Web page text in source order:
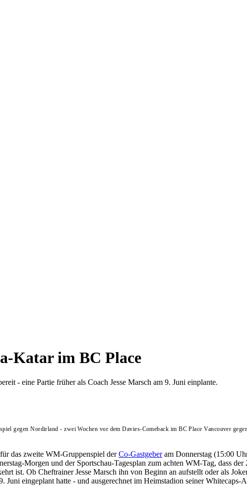
Katar im BC Place
- eine Partie früher als Coach Jesse Marsch am 9. Juni einplante.
gegen Nordirland - zwei Wochen vor dem Davies-Comeback im BC Place Vancouver
das zweite WM-Gruppenspiel derCo-Gastgeberam Donnerstag (15:00
Morgen und der Sportschau-Tagesplan zum achten WM-Tag, dass
ist. Ob Cheftrainer Jesse Marsch ihn von Beginn an aufstellt oder als
eingeplant hatte - und ausgerechnet im Heimstadion seiner Whitecaps-